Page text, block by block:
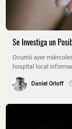
Se Investiga un
Ocurrió ayer
hospital local
Daniel Orloff